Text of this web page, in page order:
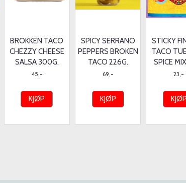
BROKKEN TACO
CHEZZY CHEESE
SALSA 300G.
45,-
KJØP
SPICY SERRANO
PEPPERS BROKEN
TACO 226G.
69,-
KJØP
STICKY
TACO
SPICE
23,-
KJØP